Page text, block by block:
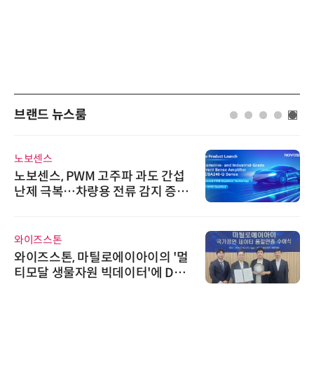
브랜드 뉴스룸
노보센스
노보센스, PWM 고주파 과도 간섭
난제 극복…차량용 전류 감지 증폭
와이즈스톤
와이즈스톤, 마틸로에이아이의 '멀
티모달 생물자원 빅데이터'에 DQ